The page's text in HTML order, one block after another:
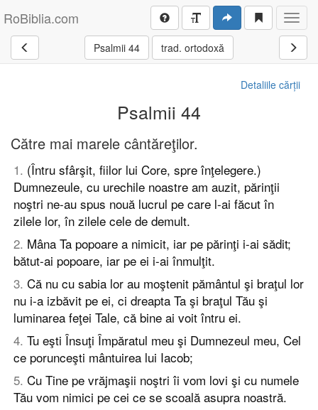
RoBiblia.com
Psalmii 44 trad. ortodoxă
Detaliile cărții
Psalmii 44
Către mai marele cântăreţilor.
1. (Întru sfârşit, fiilor lui Core, spre înţelegere.)
Dumnezeule, cu urechile noastre am auzit, părinţii
noştri ne-au spus nouă lucrul pe care l-ai făcut în
zilele lor, în zilele cele de demult.
2. Mâna Ta popoare a nimicit, iar pe părinţi i-ai sădit;
bătut-ai popoare, iar pe ei i-ai înmulţit.
3. Că nu cu sabia lor au moştenit pământul şi braţul lor
nu i-a izbăvit pe ei, ci dreapta Ta şi braţul Tău şi
luminarea feţei Tale, că bine ai voit întru ei.
4. Tu eşti Însuţi Împăratul meu şi Dumnezeul meu, Cel
ce porunceşti mântuirea lui Iacob;
5. Cu Tine pe vrăjmaşii noştri îi vom lovi şi cu numele
Tău vom nimici pe cei ce se scoală asupra noastră.